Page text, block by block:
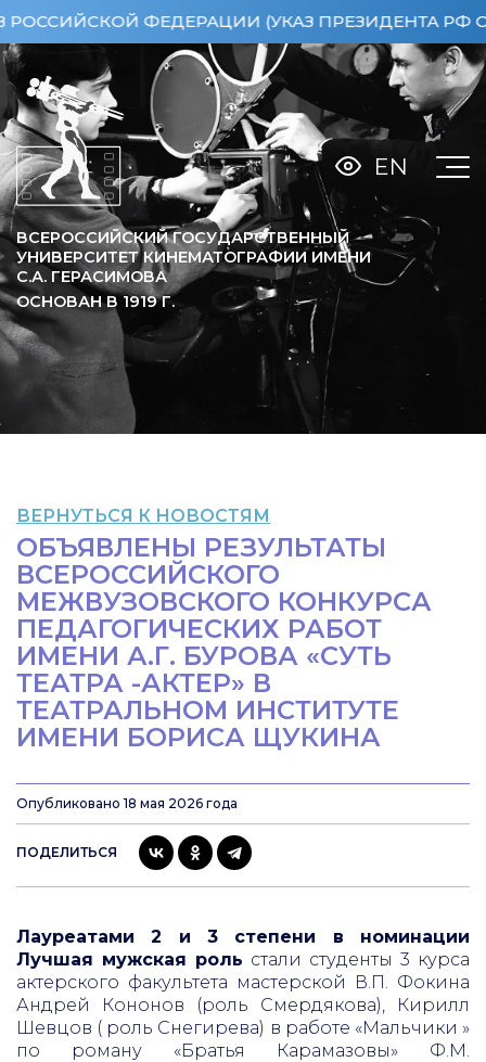
ФЕДЕРАЦИИ (УКАЗ ПРЕЗИДЕНТА РФ ОТ
ВСЕРОССИЙСКИЙ ГОСУДАРСТВЕННЫЙ
УНИВЕРСИТЕТ КИНЕМАТОГРАФИИ ИМЕНИ
С.А. ГЕРАСИМОВА
ОСНОВАН В 1919Г.
EN
ВЕРНУТЬСЯ К НОВОСТЯМ
ОБЪЯВЛЕНЫ РЕЗУЛЬТАТЫ
ВСЕРОССИЙСКОГО
МЕЖВУЗОВСКОГО КОНКУРСА
ПЕДАГОГИЧЕСКИХ РАБОТ
ИМЕНИ А.Г. БУРОВА «СУТЬ
ТЕАТРА -АКТЕР» В
ТЕАТРАЛЬНОМ ИНСТИТУТЕ
ИМЕНИ БОРИСА ЩУКИНА
Опубликовано 18 мая 2026 года
ПОДЕЛИТЬСЯ
Лауреатами 2 и 3 степени в номинации
Лучшая мужская роль стали студенты 3 курса
актерского факультета мастерской В.П. Фокина
Андрей Кононов (роль Смердякова), Кирилл
Шевцов ( роль Снегирева) в работе «Мальчики »
по роману «Братья Карамазовы» Ф.М.